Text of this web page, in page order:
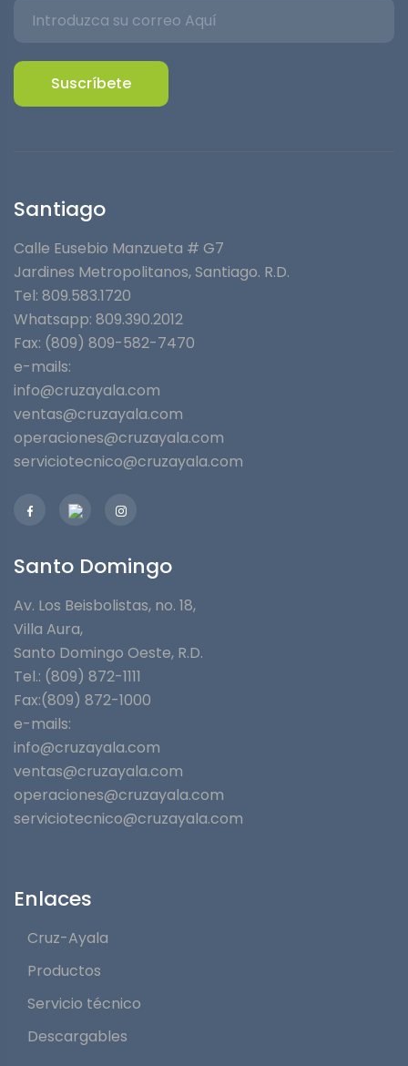
Suscríbete
Santiago
Calle Eusebio Manzueta # G7
Jardines Metropolitanos⁣, Santiago. R.D.
Tel: 809.583.1720
Whatsapp: 809.390.2012
Fax: (809) 809-582-7470
e-mails:
info@cruzayala.com
ventas@cruzayala.com
operaciones@cruzayala.com
serviciotecnico@cruzayala.com
Santo Domingo
Av. Los Beisbolistas, no. 18,
Villa Aura,
Santo Domingo Oeste, R.D.
Tel.: (809) 872-1111
Fax:(809) 872-1000
e-mails:
info@cruzayala.com
ventas@cruzayala.com
operaciones@cruzayala.com
serviciotecnico@cruzayala.com
Enlaces
Cruz-Ayala
Productos
Servicio técnico
Descargables